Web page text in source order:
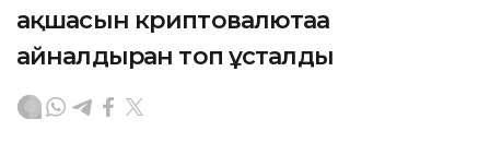
ақшасын криптовалютаға
айналдырған топ ұсталды